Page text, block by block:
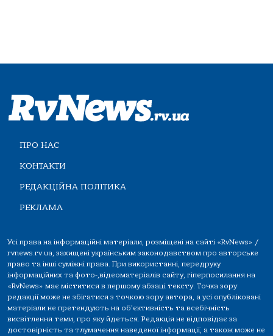
ПРО НАС
КОНТАКТИ
РЕДАКЦІЙНА ПОЛІТИКА
РЕКЛАМА
Усі права на інформаційні матеріали, розміщені на сайті «RvNews» /
rvnews.rv.ua, захищені українським законодавством про авторське
право та інші суміжні права. При використанні, передруку
інформаційних та фото-,відеоматеріалів сайту, гіперпосилання на
«RvNews» має міститися в першому абзаці тексту. Точка зору
редакції може не збігатися з точкою зору автора, а усі опубліковані
матеріали не претендують на об'єктивність та всебічність
висвітлення теми, про яку йдеться. Редакція не відповідає за
достовірність та тлумачення наведеної інформації, а також може не